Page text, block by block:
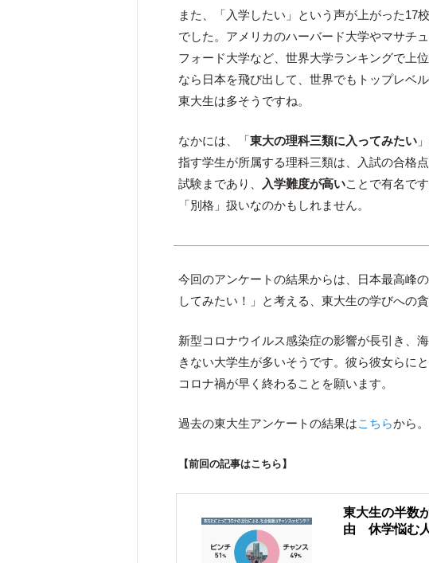
また、「入学したい」という声が上がった17
でした。アメリカのハーバード大学やマサチ
フォード大学など、世界大学ランキングで上
なら日本を飛び出して、世界でもトップレベ
東大生は多そうですね。
なかには、「東大の理科三類に入ってみたい
指す学生が所属する理科三類は、入試の合格
試験まであり、
入学難度が高いことで有名で
「別格」扱いなのかもしれません。
今回のアンケートの結果からは、日本最高峰
してみたい！」と考える、東大生の学びへの
新型コロナウイルス感染症の影響が長引き、
きない大学生が多いそうです。彼ら彼女らに
コロナ禍が早く終わることを願います。
過去の東大生アンケートの結果はこちらから。
【前回の記事はこちら】
東大生の半数
由 休学悩む